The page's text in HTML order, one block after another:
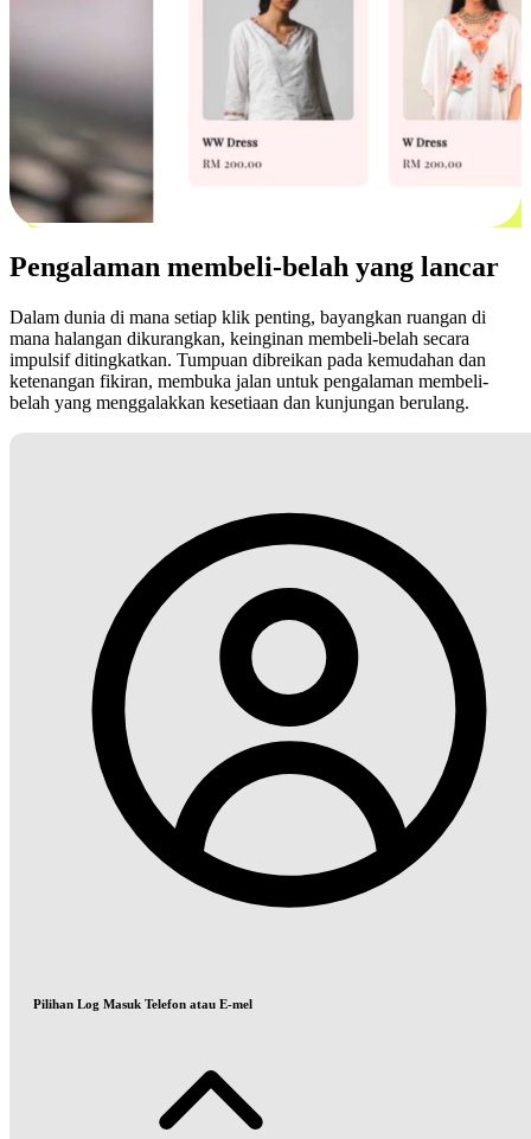
Pengalaman membeli-belah yang lancar
Dalam dunia di mana setiap klik penting, bayangkan ruangan di
mana halangan dikurangkan, keinginan membeli-belah secara
impulsif ditingkatkan. Tumpuan dibreikan pada kemudahan dan
ketenangan fikiran, membuka jalan untuk pengalaman membeli-
belah yang menggalakkan kesetiaan dan kunjungan berulang.
Pilihan Log Masuk Telefon atau E-mel